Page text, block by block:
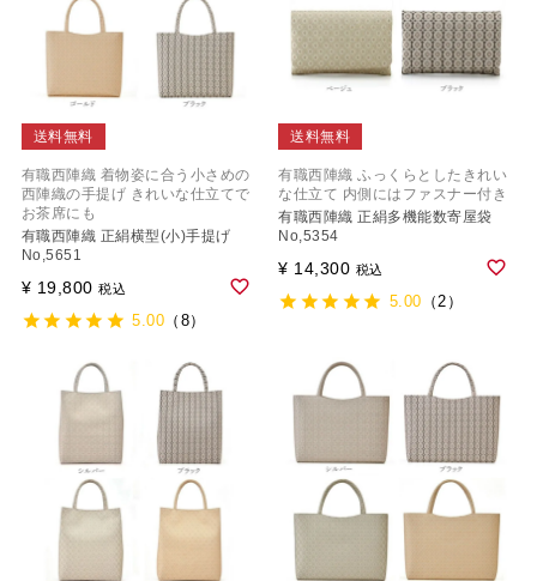
送料無料
有職西陣織 着物姿に合う小さめの
西陣織の手提げ きれいな仕立てで
お茶席にも
有職西陣織 正絹横型(小)手提げ
No,5651
¥ 19,800 税込
5.00 （8）
送料無料
有職西陣織 ふっくらとしたきれい
な仕立て 内側にはファスナー付き
有職西陣織 正絹多機能数寄屋袋
No,5354
¥ 14,300 税込
5.00 （2）